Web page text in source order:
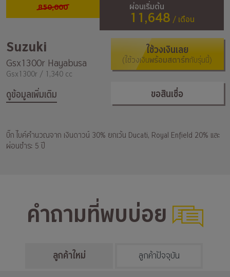
850,000 ผ่อนเริ่มต้น
11,648 / เดือน
Suzuki
Gsx1300r Hayabusa
Gsx1300r / 1,340 cc
ดูข้อมูลเพิ่มเติม
ใช้วงเงินเลย
(ใช้วงเงินพร้อมสตาร์ทกับรุ่นนี้)
ขอสินเชื่อ
บิ๊ก ไบค์คำนวณจาก เงินดาวน์ 30% ยกเว้น Ducati, Royal Enfield 20% และ
ผ่อนชำระ 5 ปี
คำถามที่พบบ่อย
ลูกค้าใหม่ ลูกค้าปัจจุบัน